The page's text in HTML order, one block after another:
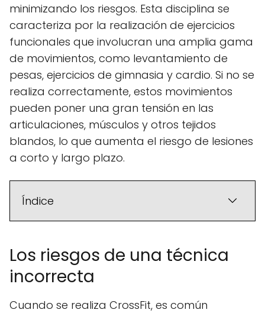
minimizando los riesgos. Esta disciplina se
caracteriza por la realización de ejercicios
funcionales que involucran una amplia gama
de movimientos, como levantamiento de
pesas, ejercicios de gimnasia y cardio. Si no se
realiza correctamente, estos movimientos
pueden poner una gran tensión en las
articulaciones, músculos y otros tejidos
blandos, lo que aumenta el riesgo de lesiones
a corto y largo plazo.
Índice
Los riesgos de una técnica
incorrecta
Cuando se realiza CrossFit, es común